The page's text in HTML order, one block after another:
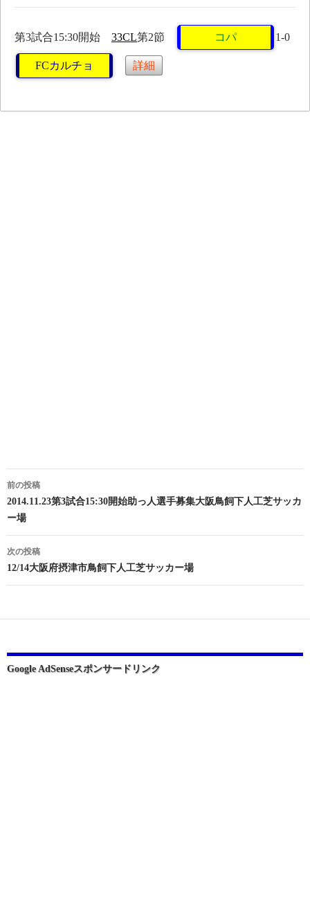
第3試合15:30開始 33CL第2節 コパ 1-0
FCカルチョ 詳細
投
稿
ナ
ビ
ゲ
シ
ョ
ン
前の投稿
2014.11.23第3試合15:30開始助っ人選手募集大阪鳥飼下人工芝サッカ
ー場
次の投稿
12/14大阪府摂津市鳥飼下人工芝サッカー場
Google AdSenseスポンサードリンク